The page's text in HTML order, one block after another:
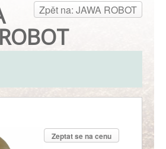
Zpět na: JAWA ROBOT
ROBOT
Zeptat se na cenu